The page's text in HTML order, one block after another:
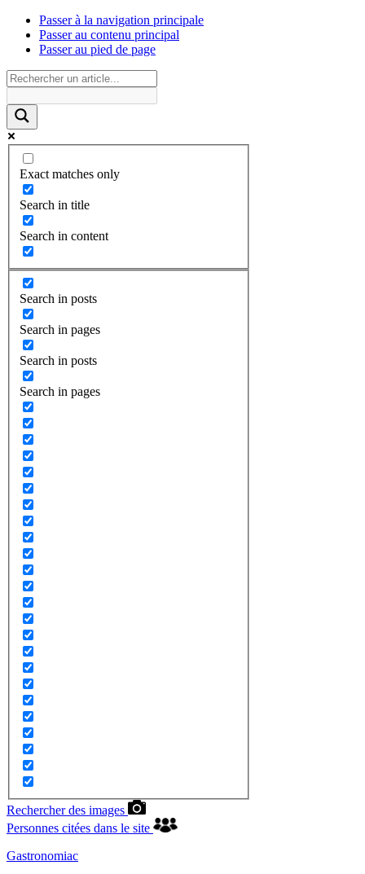
Passer à la navigation principale
Passer au contenu principal
Passer au pied de page
Exact matches only
Search in title
Search in content
Search in posts
Search in pages
Search in posts
Search in pages
Rechercher des images
Personnes citées dans le site
Gastronomiac